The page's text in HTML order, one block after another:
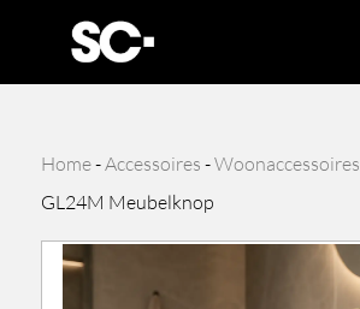
Home-Accessoires -Woonaccessoires
GL24M Meubelknop